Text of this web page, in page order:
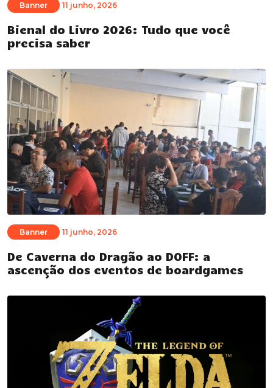
Banner 11 junho, 2026
Bienal do Livro 2026: Tudo que você
precisa saber
Banner 11 junho, 2026
De Caverna do Dragão ao DOFF: a
ascenção dos eventos de boardgames